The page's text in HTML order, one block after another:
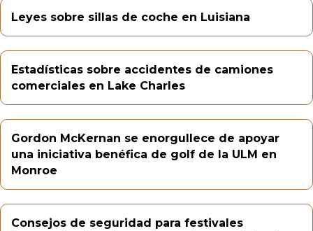
Leyes sobre sillas de coche en Luisiana
Estadísticas sobre accidentes de camiones
comerciales en Lake Charles
Gordon McKernan se enorgullece de apoyar
una iniciativa benéfica de golf de la ULM en
Monroe
Consejos de seguridad para festivales